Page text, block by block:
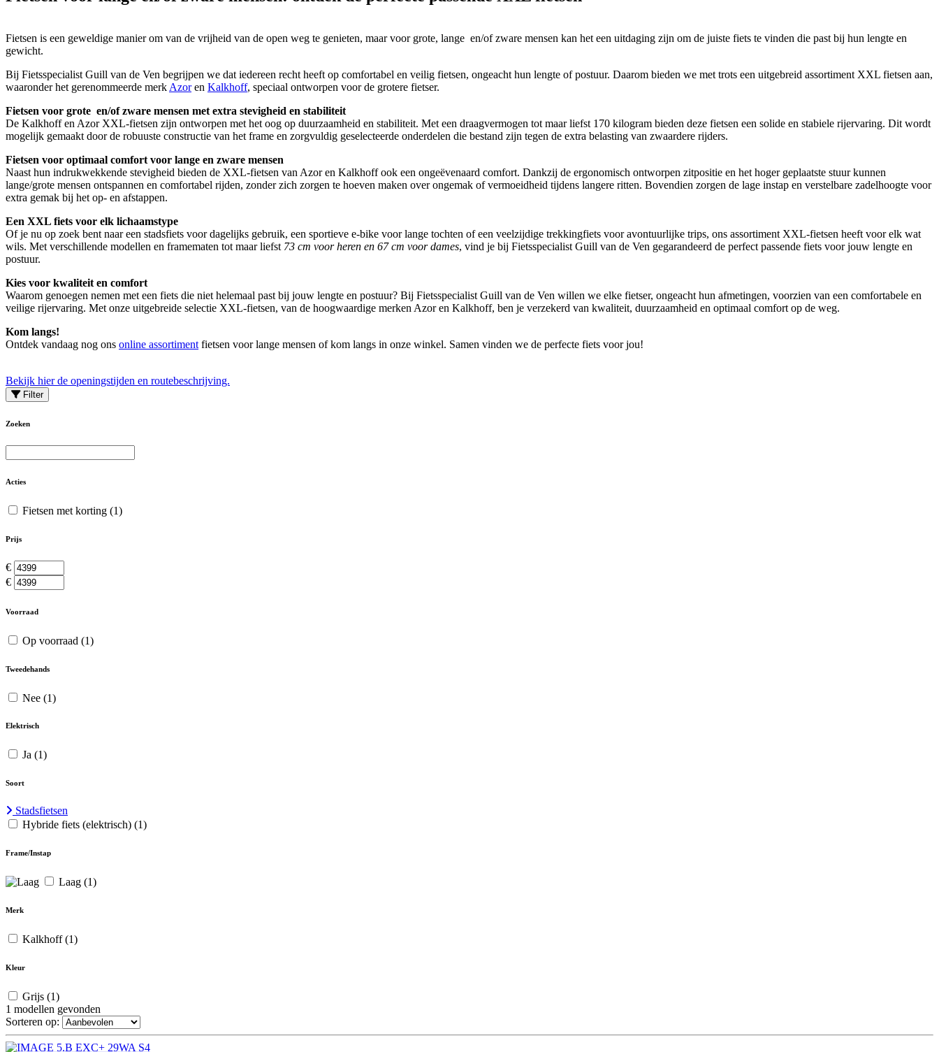
Fietsen is een geweldige manier om van de vrijheid van de open weg te genieten, maar voor grote, lange en/of zware mensen kan het een uitdaging zijn om de juiste fiets te vinden die past bij hun lengte en
gewicht.
Bij Fietsspecialist Guill van de Ven begrijpen we dat iedereen recht heeft op comfortabel en veilig fietsen, ongeacht hun lengte of postuur. Daarom bieden we met trots een uitgebreid assortiment XXL fietsen aan,
waaronder het gerenommeerde merk Azoren Kalkhoff, speciaal ontworpen voor de grotere fietser.
Fietsen voor grote en/of zware mensen met extra stevigheid en stabiliteit
De Kalkhoff en Azor XXL-fietsen zijn ontworpen met het oog op duurzaamheid en stabiliteit. Met een draagvermogen tot maar liefst 170 kilogram bieden deze fietsen een solide en stabiele rijervaring. Dit wordt
mogelijk gemaakt door de robuuste constructie van het frame en zorgvuldig geselecteerde onderdelen die bestand zijn tegen de extra belasting van zwaardere rijders.
Fietsen voor optimaal comfort voor lange en zware mensen
Naast hun indrukwekkende stevigheid bieden de XXL-fietsen van Azor en Kalkhoff ook een ongeëvenaard comfort. Dankzij de ergonomisch ontworpen zitpositie en het hoger geplaatste stuur kunnen
lange/grote mensen ontspannen en comfortabel rijden, zonder zich zorgen te hoeven maken over ongemak of vermoeidheid tijdens langere ritten. Bovendien zorgen de lage instap en verstelbare zadelhoogte voor
extra gemak bij het op- en afstappen.
Een XXL fiets voor elk lichaamstype
Of je nu op zoek bent naar een stadsfiets voor dagelijks gebruik, een sportieve e-bike voor lange tochten of een veelzijdige trekkingfiets voor avontuurlijke trips, ons assortiment XXL-fietsen heeft voor elk wat
wils. Met verschillende modellen en framematen tot maar liefst 73 cm voor heren en 67 cm voor dames, vind je bij Fietsspecialist Guill van de Ven gegarandeerd de perfect passende fiets voor jouw lengte en
postuur.
Kies voor kwaliteit en comfort
Waarom genoegen nemen met een fiets die niet helemaal past bij jouw lengte en postuur? Bij Fietsspecialist Guill van de Ven willen we elke fietser, ongeacht hun afmetingen, voorzien van een comfortabele en
veilige rijervaring. Met onze uitgebreide selectie XXL-fietsen, van de hoogwaardige merken Azor en Kalkhoff, ben je verzekerd van kwaliteit, duurzaamheid en optimaal comfort op de weg.
Kom langs!
Ontdek vandaag nog ons online assortiment fietsen voor lange mensen of kom langs in onze winkel. Samen vinden we de perfecte fiets voor jou!
Bekijk hier de openingstijden en routebeschrijving.
Filter
Zoeken
Acties
Fietsen met korting (1)
Prijs
€
€
Voorraad
Op voorraad (1)
Tweedehands
Nee (1)
Elektrisch
Ja (1)
Soort
Stadsfietsen
Hybride fiets (elektrisch) (1)
Frame/Instap
Laag (1)
Merk
Kalkhoff(1)
Kleur
Grijs (1)
1 modellen gevonden
Sorteren op: